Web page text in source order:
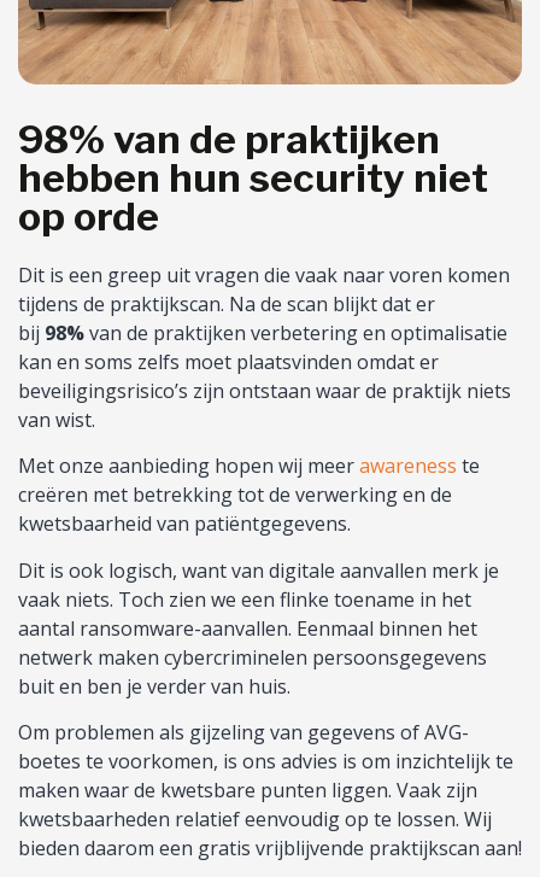
98% van de praktijken
hebben hun security niet
op orde
Dit is een greep uit vragen die vaak naar voren komen
tijdens de praktijkscan. Na de scan blijkt dat er
bij 98%van de praktijken verbetering en optimalisatie
kan en soms zelfs moet plaatsvinden omdat er
beveiligingsrisico’s zijn ontstaan waar de praktijk niets
van wist.
Met onze aanbieding hopen wij meerawareness te
creëren met betrekking tot de verwerking en de
kwetsbaarheid van patiëntgegevens.
Dit is ook logisch, want van digitale aanvallen merk je
vaak niets. Toch zien we een flinke toename in het
aantal ransomware-aanvallen. Eenmaal binnen het
netwerk maken cybercriminelen persoonsgegevens
buit en ben je verder van huis.
Om problemen als gijzeling van gegevens of AVG-
boetes te voorkomen, is ons advies is om inzichtelijk te
maken waar de kwetsbare punten liggen. Vaak zijn
kwetsbaarheden relatief eenvoudig op te lossen. Wij
bieden daarom een gratis vrijblijvende praktijkscan aan!